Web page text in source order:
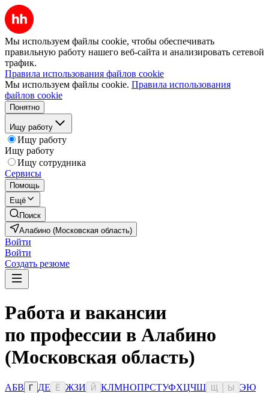
Мы используем файлы cookie, чтобы обеспечивать
правильную работу нашего веб-сайта и анализировать сетевой
трафик.
Правила использования файлов cookie
Мы используем файлы cookie. Правила использования
файлов cookie
Понятно
Ищу работу
Ищу работу
Ищу работу
Ищу сотрудника
Сервисы
Помощь
Ещё
Поиск
Алабино (Московская область)
Войти
Войти
Создать резюме
Работа и вакансии
по профессии в Алабино
(Московская область)
АБВ Г ДЕ Ё ЖЗИ Й КЛМНОПРСТУФХЦЧШ Ы ЭЮ